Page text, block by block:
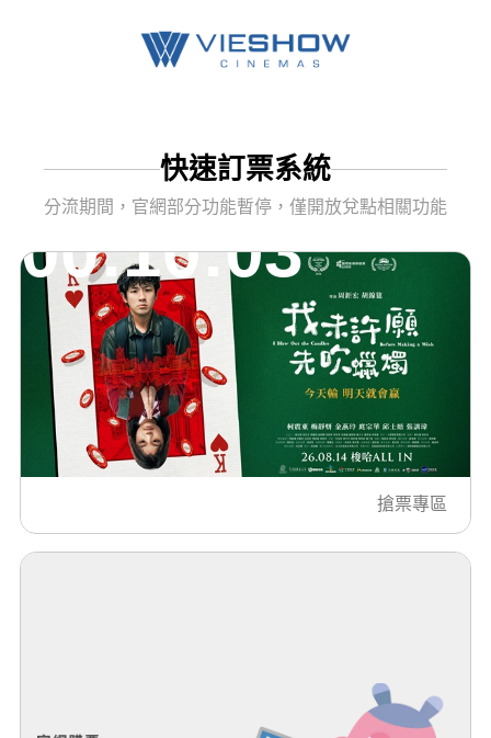
快速訂票系統
分流期間，官網部分功能暫停，僅開放兌點相關功能
00:10:03